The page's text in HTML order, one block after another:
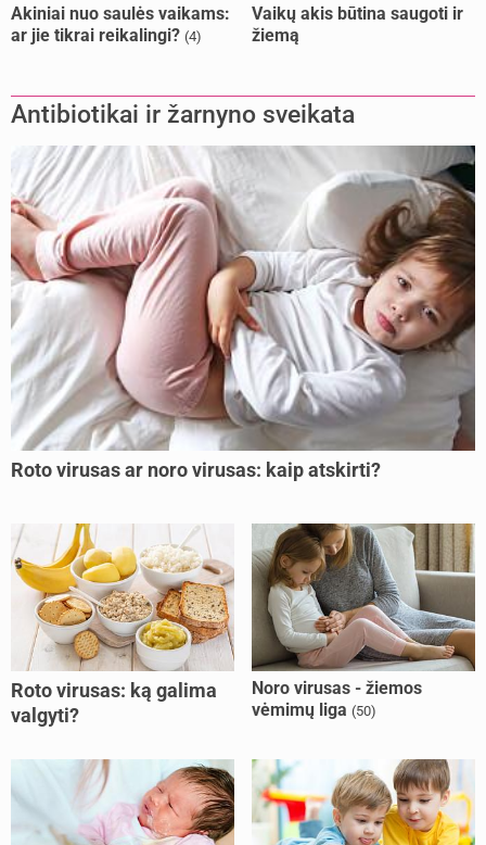
Akiniai nuo saulės vaikams:
ar jie tikrai reikalingi? (4)
Vaikų akis būtina saugoti ir
žiemą
Antibiotikai ir žarnyno sveikata
Roto virusas ar noro virusas: kaip atskirti?
Roto virusas: ką galima
valgyti?
Noro virusas - žiemos
vėmimų liga (50)